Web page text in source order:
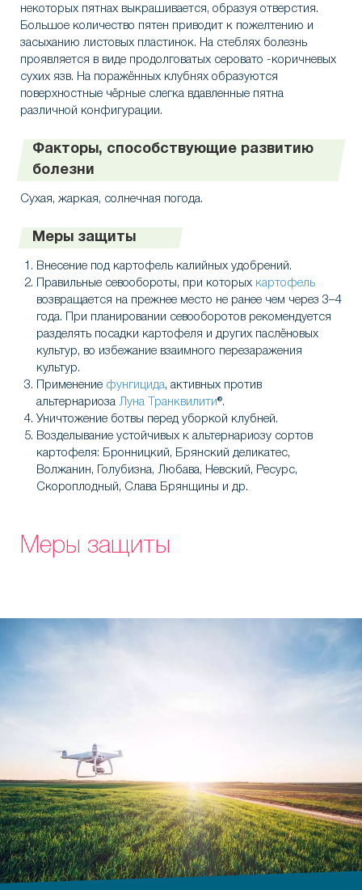
некоторых пятнах выкрашивается, образуя отверстия.
Большое количество пятен приводит к пожелтению и
засыханию листовых пластинок. На стеблях болезнь
проявляется в виде продолговатых серовато -коричневых
сухих язв. На поражённых клубнях образуются
поверхностные чёрные слегка вдавленные пятна
различной конфигурации.
Факторы, способствующие развитию
болезни
Сухая, жаркая, солнечная погода.
Меры защиты
Внесение под картофель калийных удобрений.
Правильные севообороты, при которых картофель
возвращается на прежнее место не ранее чем через 3–4
года. При планировании севооборотов рекомендуется
разделять посадки картофеля и других паслёновых
культур, во избежание взаимного перезаражения
культур.
Применение фунгицида, активных против
альтернариоза Луна Транквилити®.
Уничтожение ботвы перед уборкой клубней.
Возделывание устойчивых к альтернариозу сортов
картофеля: Бронницкий, Брянский деликатес,
Волжанин, Голубизна, Любава, Невский, Ресурс,
Скороплодный, Слава Брянщины и др.
Меры защиты